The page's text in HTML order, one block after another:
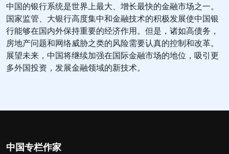
中国的银行系统是世界上最大、增长最快的金融市场之一。
国家监管、大银行高度集中和金融技术的积极发展使中国银
行能够在国内外保持重要的经济作用。但是，诸如高债务，
房地产问题和网络威胁之类的风险需要认真的控制和改革。
展望未来，中国将继续加强在国际金融市场的地位，吸引更
多外国投资，发展金融领域的新技术。
中国专栏作家